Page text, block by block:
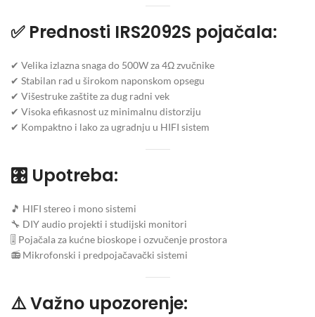
✅ Prednosti IRS2092S pojačala:
✔ Velika izlazna snaga do 500W za 4Ω zvučnike
✔ Stabilan rad u širokom naponskom opsegu
✔ Višestruke zaštite za dug radni vek
✔ Visoka efikasnost uz minimalnu distorziju
✔ Kompaktno i lako za ugradnju u HIFI sistem
🎛 Upotreba:
🎵 HIFI stereo i mono sistemi
🔧 DIY audio projekti i studijski monitori
🎚 Pojačala za kućne bioskope i ozvučenje prostora
📻 Mikrofonski i predpojačavački sistemi
⚠️Važno upozorenje: